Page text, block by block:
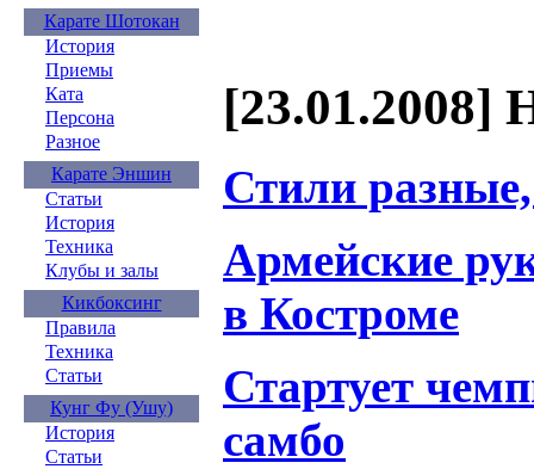
Карате Шотокан
История
Приемы
Ката
Персона
Разное
Карате Эншин
Статьи
История
Техника
Клубы и залы
Кикбоксинг
Правила
Техника
Статьи
Кунг Фу (Ушу)
История
Статьи
[23.01.2008]
Стили
Армейские
в Костроме
Стартует
самбо